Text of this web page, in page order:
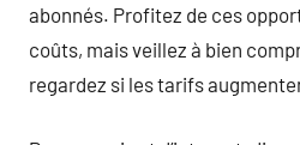
abonnés. Profitez de ces
coûts, mais veillez à bien
regardez si les tarifs